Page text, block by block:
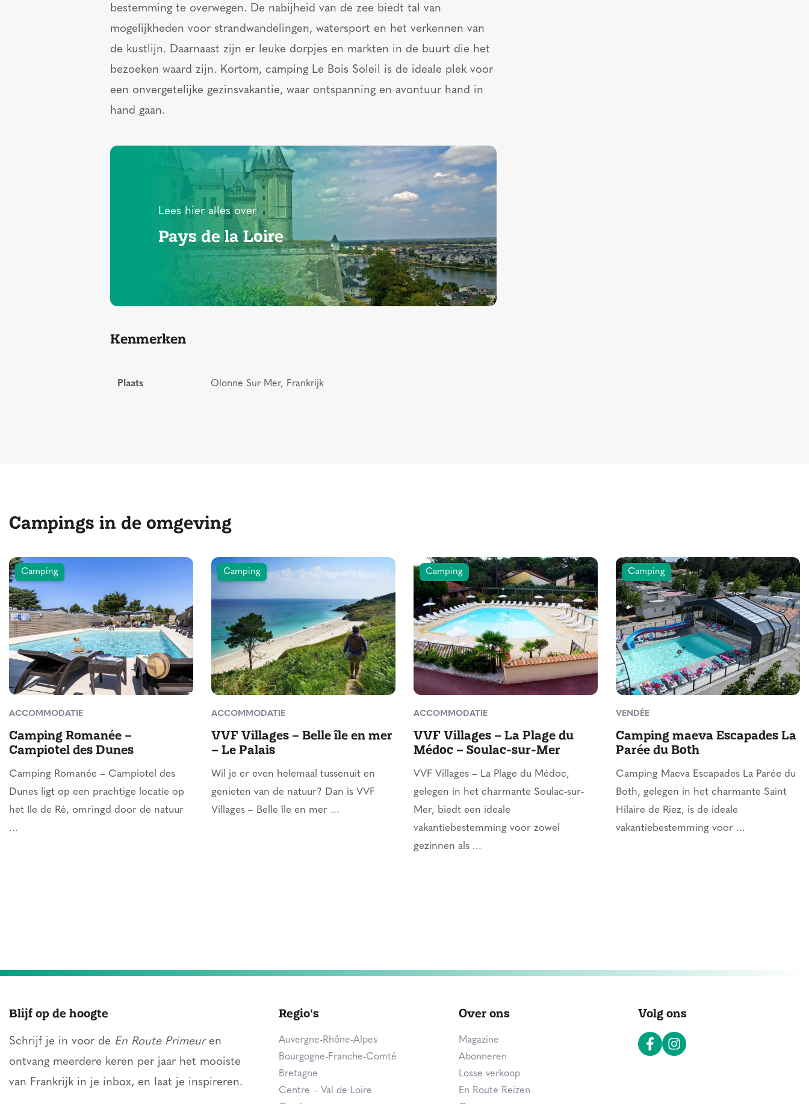
bestemming te overwegen. De nabijheid van de zee biedt tal van
mogelijkheden voor strandwandelingen, watersport en het verkennen van
de kustlijn. Daarnaast zijn er leuke dorpjes en markten in de buurt die het
bezoeken waard zijn. Kortom, camping Le Bois Soleil is de ideale plek voor
een onvergetelijke gezinsvakantie, waar ontspanning en avontuur hand in
hand gaan.
Lees hier alles over
Pays de la Loire
Kenmerken
Plaats Olonne Sur Mer, Frankrijk
Campings in de omgeving
Camping
ACCOMMODATIE
Camping Romanée –
Campiotel des Dunes
Camping Romanée – Campiotel des
Dunes ligt op een prachtige locatie op
het Ile de Ré, omringd door de natuur
...
Camping
ACCOMMODATIE
VVF Villages – Belle île en mer
– Le Palais
Wil je er even helemaal tussenuit en
genieten van de natuur? Dan is VVF
Villages – Belle île en mer ...
Camping
ACCOMMODATIE
VVF Villages – La Plage du
Médoc – Soulac-sur-Mer
VVF Villages – La Plage du Médoc,
gelegen in het charmante Soulac-sur-
Mer, biedt een ideale
vakantiebestemming voor zowel
gezinnen als ...
Camping
VENDÉE
Camping maeva Escapades La
Parée du Both
Camping Maeva Escapades La Parée du
Both, gelegen in het charmante Saint
Hilaire de Riez, is de ideale
vakantiebestemming voor ...
Blijf op de hoogte
Schrijf je in voor de En Route Primeuren
ontvang meerdere keren per jaar het mooiste
van Frankrijk in je inbox, en laat je inspireren.
Regio's
Auvergne-Rhône-Alpes
Bourgogne-Franche-Comté
Bretagne
Centre – Val de Loire
Over ons
Magazine
Abonneren
Losse verkoop
En Route Reizen
Volg ons